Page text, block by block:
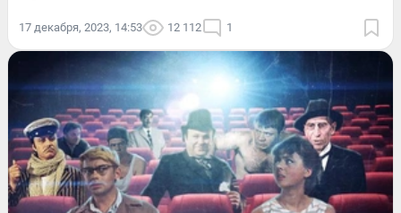
17 декабря, 2023, 14:53 12 112 1